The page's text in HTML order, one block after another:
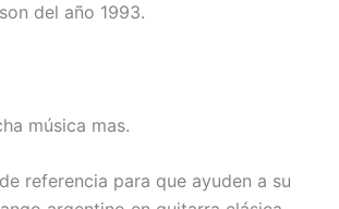
del año 1993.
música mas.
referencia para que ayuden a su